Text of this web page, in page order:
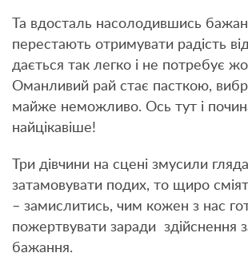
Та вдосталь насолодившись
перестають отримувати радість
дається так легко і не потребує
Оманливий рай стає пасткою,
майже неможливо. Ось тут і
найцікавіше!
Три дівчини на сцені змусили
затамовувати подих, то щиро
– замислитись, чим кожен з нас
пожертвувати заради здійснення
бажання.